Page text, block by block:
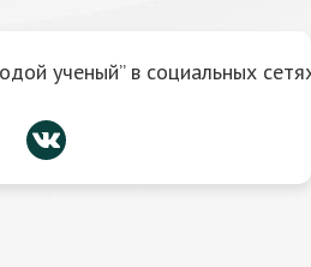
ученый” в социальных